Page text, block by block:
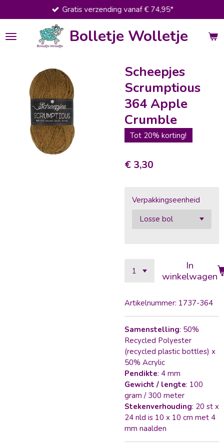
direct
naar
de
Bolletje Wolletje
Gratis verzending vanaf € 74,95*
Scheepjes
Scrumptious
364 Apple
Crumble
Tot 20% korting!
€ 3,30
Verpakkingseenheid
In
winkelwagen
Artikelnummer: 1737-364
Samenstelling: 50%
Recycled Polyester
(recycled plastic bottles) x
50% Acrylic
Pendikte: 4 mm
Gewicht / lengte: 100
gram / 300 meter
Stekenverhouding: 20 st x
24 nld is 10 x 10 cm met 4
mm naalden